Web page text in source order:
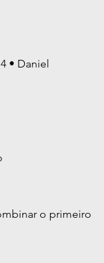
• Daniel
o primeiro